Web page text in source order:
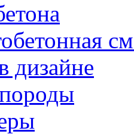
дизайне